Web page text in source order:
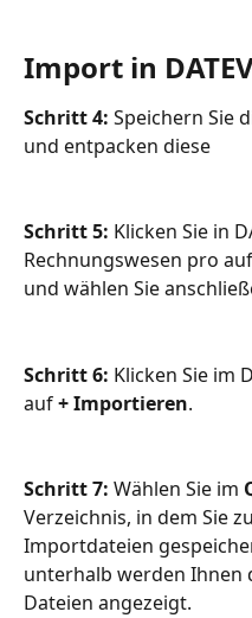
Import in
Schritt 4: Speichern Sie
und entpacken diese
Schritt 5: Klicken Sie in
Rechnungswesen pro auf
und wählen Sie
Schritt 6: Klicken Sie im
auf + Importieren.
Schritt 7: Wählen Sie im
Verzeichnis, in dem Sie
Importdateien
unterhalb werden Ihnen
Dateien angezeigt.